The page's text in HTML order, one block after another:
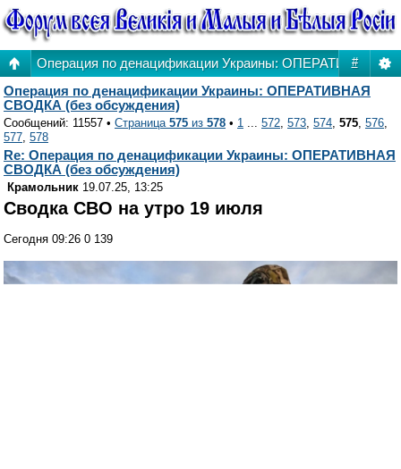
#
Операция по денацификации Украины: ОПЕРАТИВНАЯ
Операция по денацификации Украины: ОПЕРАТИВНАЯ
СВОДКА (без обсуждения)
Сообщений: 11557 • Страница 575 из 578 • 1 572 573 574 575 576
577 578
Re: Операция по денацификации Украины: ОПЕРАТИВНАЯ
СВОДКА (без обсуждения)
Крамольник 19.07.25, 13:25
Сводка СВО на утро 19 июля
Сегодня 09:26 0 139